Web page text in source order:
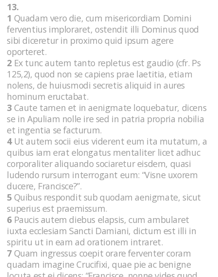
13.
1 Quadam vero die, cum misericordiam Domini
ferventius imploraret, ostendit illi Dominus quod
sibi diceretur in proximo quid ipsum agere
oporteret.
2 Ex tunc autem tanto repletus est gaudio (cfr. Ps
125,2), quod non se capiens prae laetitia, etiam
nolens, de huiusmodi secretis aliquid in aures
hominum eructabat.
3 Caute tamen et in aenigmate loquebatur, dicens
se in Apuliam nolle ire sed in patria propria nobilia
et ingentia se facturum.
4Ut autem socii eius viderent eum ita mutatum, a
quibus iam erat elongatus mentaliter licet adhuc
corporaliter aliquando sociaretur eisdem, quasi
ludendo rursum interrogant eum: “Visne uxorem
ducere, Francisce?”.
5 Quibus respondit sub quodam aenigmate, sicut
superius est praemissum.
6 Paucis autem diebus elapsis, cum ambularet
iuxta ecclesiam Sancti Damiani, dictum est illi in
spiritu ut in eam ad orationem intraret.
7 Quam ingressus coepit orare ferventer coram
quadam imagine Crucifixi, quae pie ac benigne